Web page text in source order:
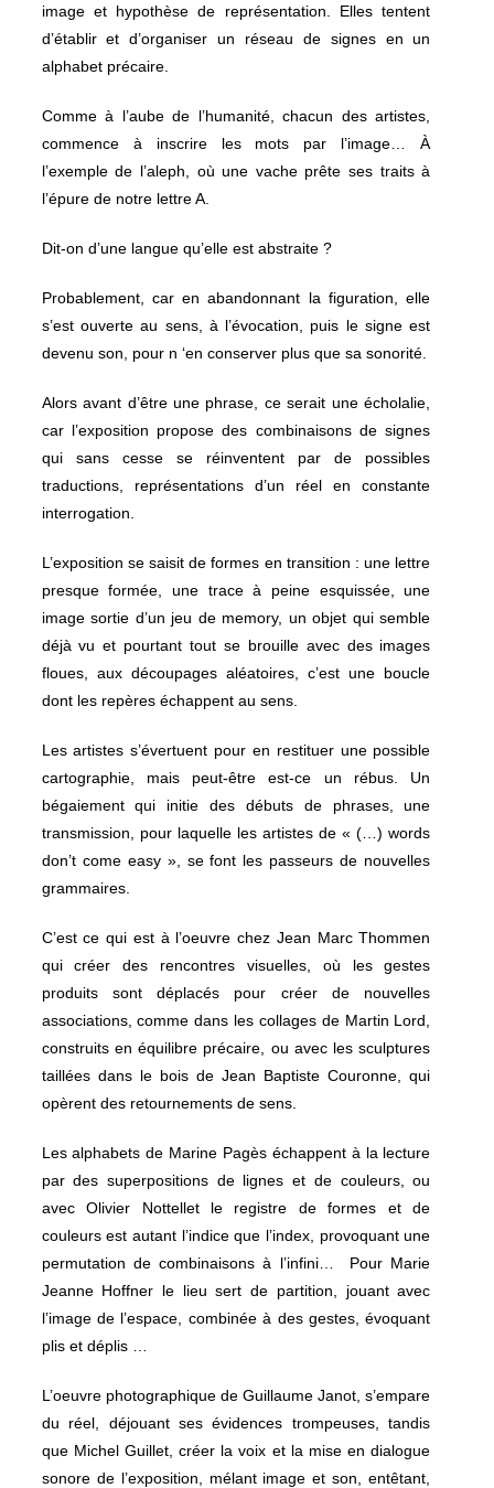
image et hypothèse de représentation. Elles tentent
d’établir et d’organiser un réseau de signes en un
alphabet précaire.
Comme à l’aube de l’humanité, chacun des artistes,
commence à inscrire les mots par l’image… À
l’exemple de l’aleph, où une vache prête ses traits à
l’épure de notre lettre A.
Dit-on d’une langue qu’elle est abstraite ?
Probablement, car en abandonnant la figuration, elle
s’est ouverte au sens, à l’évocation, puis le signe est
devenu son, pour n ‘en conserver plus que sa sonorité.
Alors avant d’être une phrase, ce serait une écholalie,
car l’exposition propose des combinaisons de signes
qui sans cesse se réinventent par de possibles
traductions, représentations d’un réel en constante
interrogation.
L’exposition se saisit de formes en transition : une lettre
presque formée, une trace à peine esquissée, une
image sortie d’un jeu de memory, un objet qui semble
déjà vu et pourtant tout se brouille avec des images
floues, aux découpages aléatoires, c’est une boucle
dont les repères échappent au sens.
Les artistes s’évertuent pour en restituer une possible
cartographie, mais peut-être est-ce un rébus. Un
bégaiement qui initie des débuts de phrases, une
transmission, pour laquelle les artistes de « (…) words
don’t come easy », se font les passeurs de nouvelles
grammaires.
C’est ce qui est à l’oeuvre chez Jean Marc Thommen
qui créer des rencontres visuelles, où les gestes
produits sont déplacés pour créer de nouvelles
associations, comme dans les collages de Martin Lord,
construits en équilibre précaire, ou avec les sculptures
taillées dans le bois de Jean Baptiste Couronne, qui
opèrent des retournements de sens.
Les alphabets de Marine Pagès échappent à la lecture
par des superpositions de lignes et de couleurs, ou
avec Olivier Nottellet le registre de formes et de
couleurs est autant l’indice que l’index, provoquant une
permutation de combinaisons à l’infini… Pour Marie
Jeanne Hoffner le lieu sert de partition, jouant avec
l’image de l’espace, combinée à des gestes, évoquant
plis et déplis …
L’oeuvre photographique de Guillaume Janot, s’empare
du réel, déjouant ses évidences trompeuses, tandis
que Michel Guillet, créer la voix et la mise en dialogue
sonore de l’exposition, mélant image et son, entêtant,